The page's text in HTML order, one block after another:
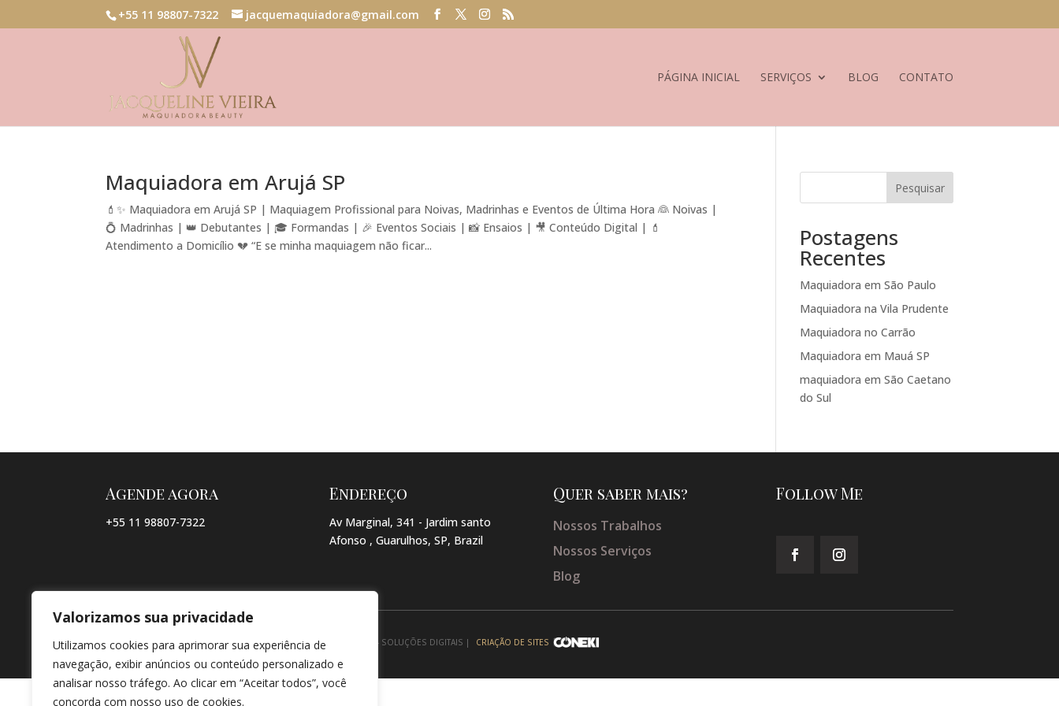
Valorizamos sua privacidade
Utilizamos cookies para aprimorar sua experiência de
navegação, exibir anúncios ou conteúdo personalizado e
analisar nosso tráfego. Ao clicar em “Aceitar todos”, você
concorda com nosso uso de cookies.
+55 11 98807-7322 jacquemaquiadora@gmail.com
PÁGINA INICIAL SERVIÇOS BLOG CONTATO
Maquiadora em Arujá SP
💄✨ Maquiadora em Arujá SP | Maquiagem Profissional para Noivas, Madrinhas e Eventos de Última Hora 👰 Noivas |
💍 Madrinhas | 👑 Debutantes | 🎓 Formandas | 🎉 Eventos Sociais | 📸 Ensaios | 🎥 Conteúdo Digital | 💄
Atendimento a Domicílio 💔 “E se minha maquiagem não ficar...
Pesquisar
Postagens
Recentes
Maquiadora em São Paulo
Maquiadora na Vila Prudente
Maquiadora no Carrão
Maquiadora em Mauá SP
maquiadora em São Caetano
do Sul
Agende agora
+55 11 98807-7322
Endereço
Av Marginal, 341 - Jardim santo
Afonso , Guarulhos, SP, Brazil
Quer saber mais?
Nossos Trabalhos
Nossos Serviços
Blog
Follow Me
© COPYRIGHT 2026 → JACQUELINE VIEIRA MAKEUP → POR: CONEKI - SOLUÇÕES DIGITAIS | CRIAÇÃO DE SITES